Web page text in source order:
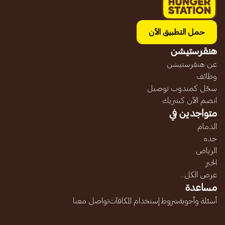
حمل التطبيق الآن
هنقرستيشن
عن هنقرستيشن
وظائف
سجّل كمندوب توصيل
انضم الآن كشريك
متواجدين في
الدمام
جده
الرياض
الخبر
عرض الكل...
مساعدة
أسئلة وأجوبةشروط إستخدام المكافآتتواصل معنا